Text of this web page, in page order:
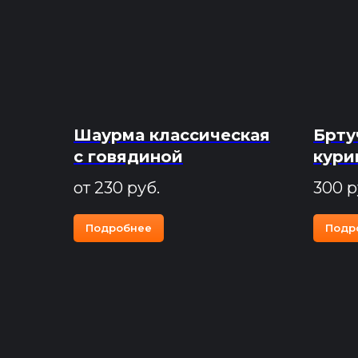
Шаурма классическая
с говядиной
от 230 руб.
Подробнее
300